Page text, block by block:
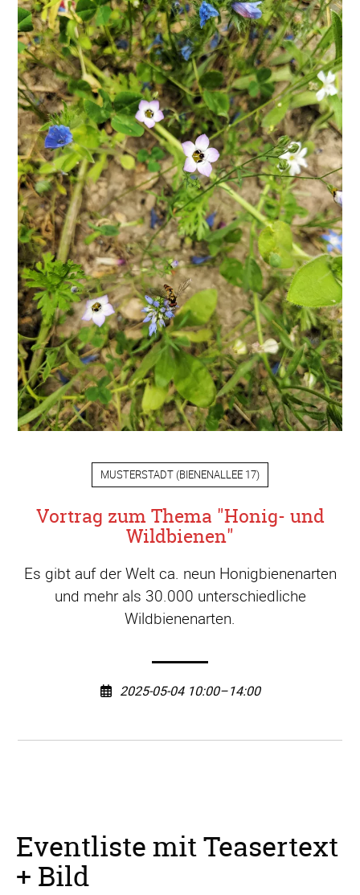
MUSTERSTADT (BIENENALLEE 17)
Vortrag zum Thema "Honig- und
Wildbienen"
Es gibt auf der Welt ca. neun Honigbienenarten
und mehr als 30.000 unterschiedliche
Wildbienenarten.
2025-05-04 10:00–14:00
Eventliste mit Teasertext
+ Bild